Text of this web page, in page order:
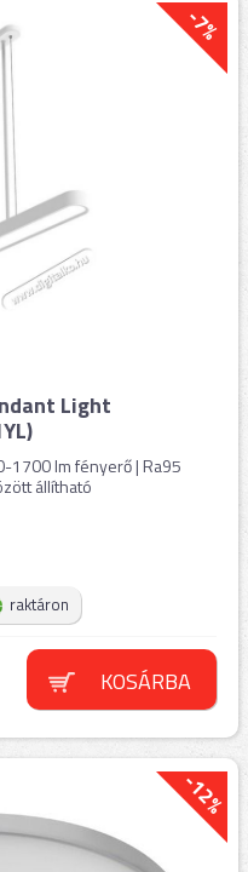
-7%
Light
1700 lm fényerő | Ra95
állítható
raktáron
KOSÁRBA
-12%